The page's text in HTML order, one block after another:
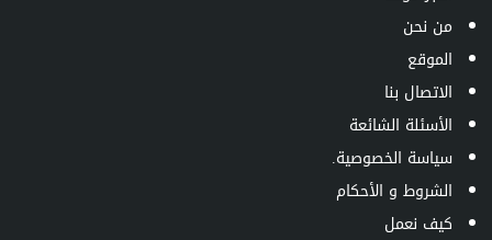
من نحن
الموقع
الاتصال بنا
الأسئلة الشائعة
سياسة الخصوصية.
الشروط و الأحكام
كيف نعمل